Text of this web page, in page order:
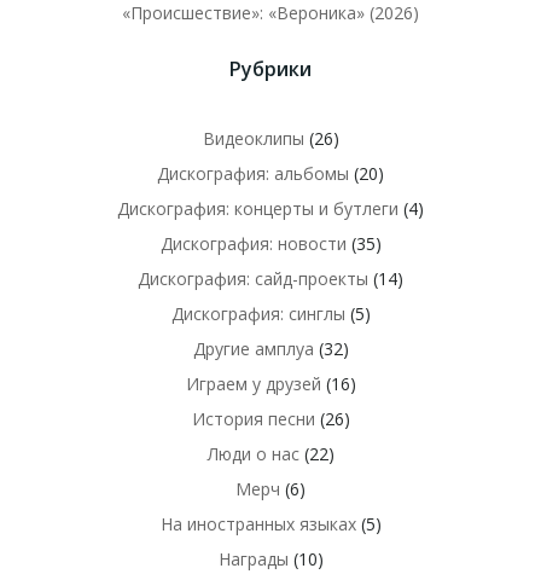
«Происшествие»: «Вероника» (2026)
Рубрики
Видеоклипы (26)
Дискография: альбомы (20)
Дискография: концерты и бутлеги (4)
Дискография: новости (35)
Дискография: сайд-проекты (14)
Дискография: синглы (5)
Другие амплуа (32)
Играем у друзей (16)
История песни (26)
Люди о нас(22)
Мерч (6)
На иностранных языках(5)
Награды (10)